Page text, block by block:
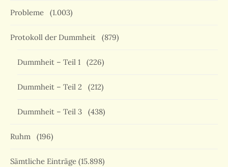
Probleme (1.003)
Protokoll der Dummheit (879)
Dummheit – Teil 1 (226)
Dummheit – Teil 2 (212)
Dummheit – Teil 3 (438)
Ruhm (196)
Sämtliche Einträge (15.898)